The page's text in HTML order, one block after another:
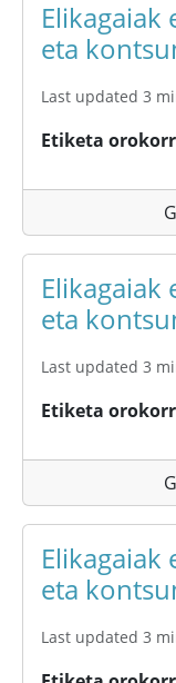
Elikagaiak
eta
Last updated 3
Etiketa
Elikagaiak
eta
Last updated 3
Etiketa
Elikagaiak
eta
Last updated 3